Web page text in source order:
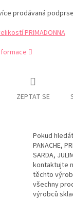
prodávaná
PRIMADONNA
ZEPTAT SE
Pokud
PANACHE,
SARDA,
kontaktujte
těchto
všechny
výrobců